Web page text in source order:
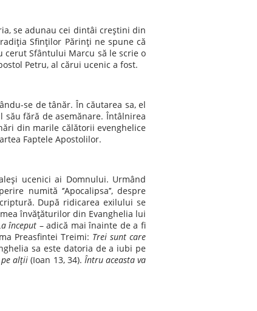
se adunau cei dintâi creştini din
Sfinţilor Părinţi ne spune că
cerut Sfântului Marcu să le scrie o
Petru, al cărui ucenic a fost.
se de tânăr. În căutarea sa, el
său fără de asemănare. Întâlnirea
din marile călătorii evenghelice
Faptele Apostolilor.
ucenici ai Domnului. Urmând
numită ‘’Apocalipsa’’, despre
După ridicarea exilului se
învăţăturilor din Evanghelia lui
început – adică mai înainte de a fi
Preasfintei Treimi: Trei sunt care
sa este datoria de a iubi pe
pe alţii (Ioan 13, 34). Întru aceasta va